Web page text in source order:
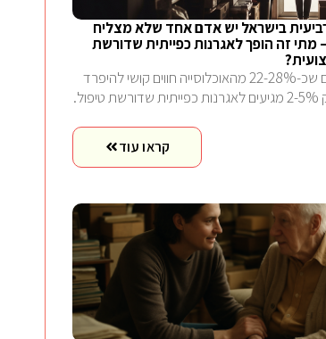
בישראל יש אדם אחד שלא מצליח
מתי זה הופך לאגרנות כפייתית שדורשת
מחקרים מעידים שכ-22-28% מהאוכלוסייה חווים קושי להיפרד
מחפצים, אך רק 2-5% מגיעים לאגרנות כפייתית שדורשת טיפול.
קראו עוד